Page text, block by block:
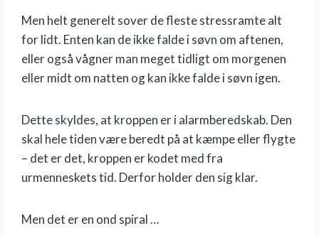
Men helt generelt sover de fleste stressramte alt
for lidt. Enten kan de ikke falde i søvn om aftenen,
eller også vågner man meget tidligt om morgenen
eller midt om natten og kan ikke falde i søvn igen.
Dette skyldes, at kroppen er i alarmberedskab. Den
skal hele tiden være beredt på at kæmpe eller flygte
– det er det, kroppen er kodet med fra
urmenneskets tid. Derfor holder den sig klar.
Men det er en ond spiral …